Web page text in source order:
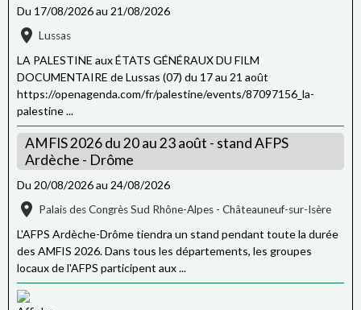
Du 17/08/2026au 21/08/2026
Lussas
LA PALESTINE aux ÉTATS GÉNÉRAUX DU FILM
DOCUMENTAIRE de Lussas (07) du 17 au 21 août
https://openagenda.com/fr/palestine/events/87097156_la-
palestine ...
AMFIS 2026 du 20 au 23 août - stand AFPS
Ardèche - Drôme
Du 20/08/2026au 24/08/2026
Palais des Congrès Sud Rhône-Alpes - Châteauneuf-sur-Isère
L'AFPS Ardèche-Drôme tiendra un stand pendant toute la durée
des AMFIS 2026. Dans tous les départements, les groupes
locaux de l'AFPS participent aux ...